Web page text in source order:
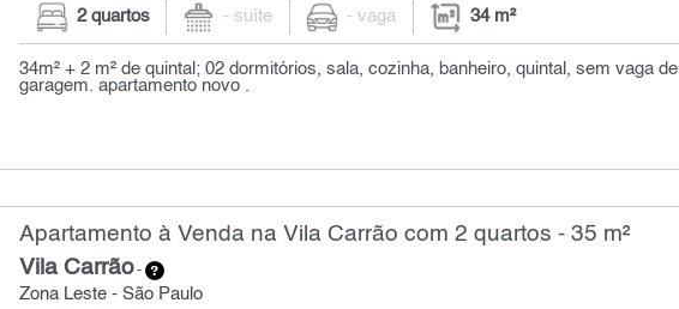
2 quartos - suíte - vaga 34 m²
34m² + 2 m² de quintal; 02 dormitórios, sala, cozinha, banheiro, quintal, sem vaga de
garagem. apartamento novo .
Apartamento à Venda na Vila Carrão com 2 quartos - 35 m²
Vila Carrão-
Zona Leste - São Paulo